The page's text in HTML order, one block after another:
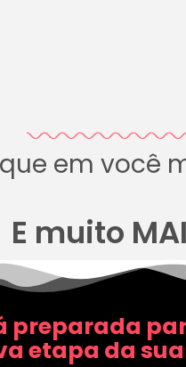
em você
E muito
preparada
etapa da